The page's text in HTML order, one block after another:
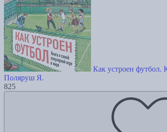
Как устроен футбол.
Поляруш Я.
825